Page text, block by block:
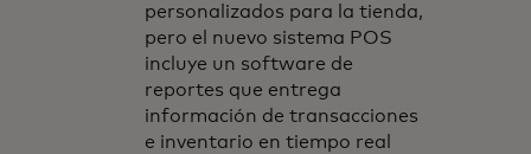
personalizados para la tienda,
pero el nuevo sistema POS
incluye un software de
reportes que entrega
información de transacciones
e inventario en tiempo real